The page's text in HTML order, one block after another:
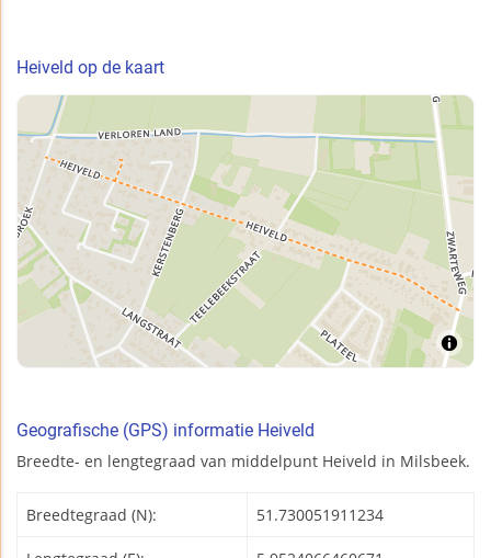
Heiveld op de kaart
Geografische (GPS) informatie Heiveld
Breedte- en lengtegraad van middelpunt Heiveld in Milsbeek.
Breedtegraad (N): 51.730051911234